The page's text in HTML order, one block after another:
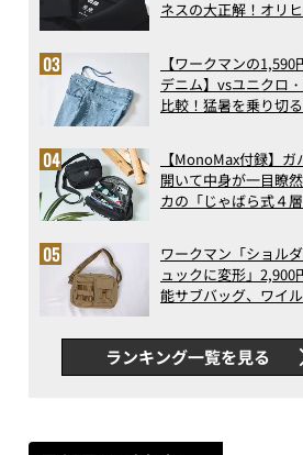
ネスの大正解！オリ
アの実力
【ワークマンの1,590
デニム】vsユニクロ
比較！猛暑を乗り切
で決定版
【MonoMax付録】ガ
開いて中身が一目瞭
カの「じゃばら式４
った！
ワークマン「ショル
ュックに変形」2,900
能サブバッグ、ワイ
録…ほか【休日バッグ
記事ランキングベスト
（2026年6月版）
ランキング一覧を見る